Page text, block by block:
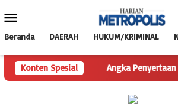
ke
Mobile
Beranda DAERAH HUKUM/KRIMINAL
Konten Spesial
Pertanyaan Angka Penyertaan